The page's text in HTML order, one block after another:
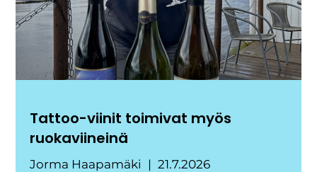
Tattoo-viinit toimivat myös
ruokaviineinä
Jorma Haapamäki 21.7.2026